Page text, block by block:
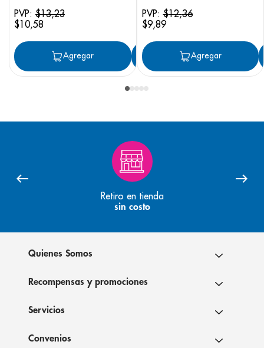
PVP: $13,23
$10,58
Agregar Agregar
PVP:$12,36
$9,89
Agregar
Retiro en tienda
sin costo
Quienes Somos
Recompensas y promociones
Servicios
Convenios